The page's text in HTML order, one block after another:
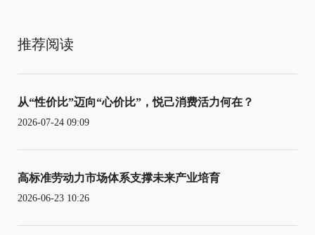
推荐阅读
从“性价比”迈向“心价比”，悦己消费活力何在？
2026-07-24 09:09
高标准劳动力市场体系支撑未来产业培育
2026-06-23 10:26